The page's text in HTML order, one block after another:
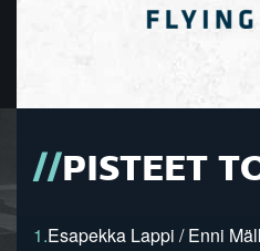
PISTEET
1.Esapekka Lappi / Enni